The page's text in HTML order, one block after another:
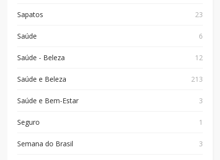
Sapatos 23
Saúde 6
Saúde - Beleza 12
Saúde e Beleza 213
Saúde e Bem-Estar 3
Seguro 1
Semana do Brasil 3